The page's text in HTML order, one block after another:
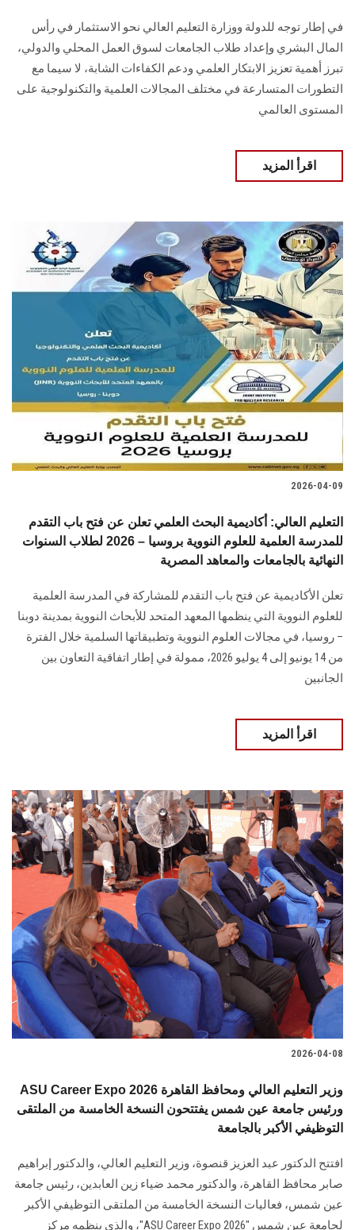
الزائـرون
سجل الان
في إطار توجه للدولة ووزارة التعليم العالي نحو الاستثمار في رأس
المال البشري وإعداد طلاب الجامعات لسوق العمل المحلي والدولي،
تبرز أهمية تعزيز الابتكار العلمي ودعم الكفاءات الشابة، لا سيما مع
التطورات المتسارعة في مختلف المجالات العلمية والتكنولوجية على
المستوى العالمي
اقرأ المزيد
2026-04-09
التعليم العالي: أكاديمية البحث العلمي تعلن عن فتح باب التقدم
للمدرسة العلمية للعلوم النووية بروسيا – 2026 لطلاب السنوات
النهائية بالجامعات والمعاهد المصرية
تعلن الأكاديمية عن فتح باب التقدم للمشاركة في المدرسة العلمية
للعلوم النووية التي ينظمها المعهد المتحد للأبحاث النووية بمدينة دوبنا
– روسيا، في مجالات العلوم النووية وتطبيقاتها السلمية خلال الفترة
من 14 يونيو إلى 4 يوليو 2026، ممولة في إطار اتفاقية التعاون بين
الجانبين
اقرأ المزيد
2026-04-08
ASU Career Expo 2026 وزير التعليم العالي ومحافظ القاهرة
ورئيس جامعة عين شمس يفتتحون النسخة الخامسة من الملتقى
التوظيفي الأكبر بالجامعة
افتتح الدكتور عبد العزيز قنصوة، وزير التعليم العالي، والدكتور إبراهيم
صابر محافظ القاهرة، والدكتور محمد ضياء زين العابدين، رئيس جامعة
عين شمس، فعاليات النسخة الخامسة من الملتقى التوظيفي الأكبر
لجامعة عين شمس "ASU Career Expo 2026"، والذي ينظمه مركز